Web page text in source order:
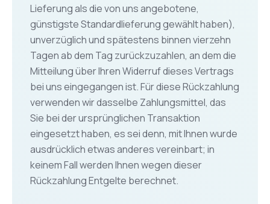
Lieferung als die von uns angebotene,
günstigste Standardlieferung gewählt haben),
unverzüglich und spätestens binnen vierzehn
Tagen ab dem Tag zurückzuzahlen, an dem die
Mitteilung über Ihren Widerruf dieses Vertrags
bei uns eingegangen ist. Für diese Rückzahlung
verwenden wir dasselbe Zahlungsmittel, das
Sie bei der ursprünglichen Transaktion
eingesetzt haben, es sei denn, mit Ihnen wurde
ausdrücklich etwas anderes vereinbart; in
keinem Fall werden Ihnen wegen dieser
Rückzahlung Entgelte berechnet.